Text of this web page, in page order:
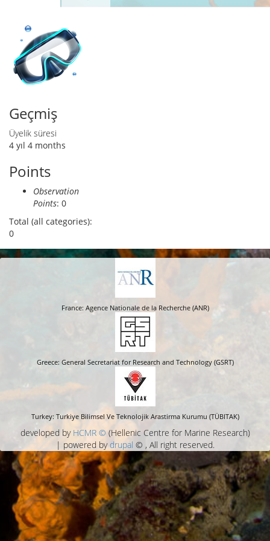
sekme)
Geçmiş
Üyelik süresi
4 yıl 4 months
Points
Observation
Points: 0
Total (all categories):
0
France: Agence Nationale de la Recherche (ANR)
Greece: General Secretariat for Research and Technology (GSRT)
Turkey: Turkiye Bilimsel Ve Teknolojik Arastirma Kurumu (TÜBITAK)
developed by HCMR ©(Hellenic Centre for Marine Research)
| powered bydrupal © , All right reserved.